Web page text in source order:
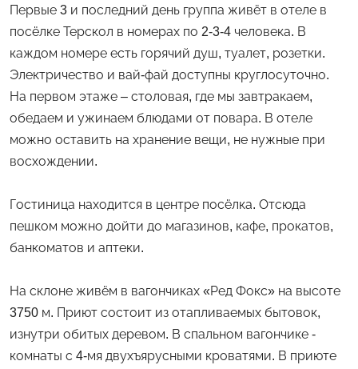
Первые 3 и последний день группа живёт в отеле в
посёлке Терскол в номерах по 2-3-4 человека. В
каждом номере есть горячий душ, туалет, розетки.
Электричество и вай-фай доступны круглосуточно.
На первом этаже – столовая, где мы завтракаем,
обедаем и ужинаем блюдами от повара. В отеле
можно оставить на хранение вещи, не нужные при
восхождении.
Гостиница находится в центре посёлка. Отсюда
пешком можно дойти до магазинов, кафе, прокатов,
банкоматов и аптеки.
На склоне живём в вагончиках «Ред Фокс» на высоте
3750 м. Приют состоит из отапливаемых бытовок,
изнутри обитых деревом. В спальном вагончике -
комнаты с 4-мя двухъярусными кроватями. В приюте